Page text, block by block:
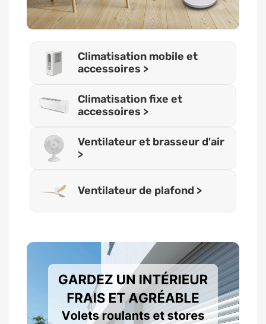
Climatisation mobile et
accessoires >
Climatisation fixe et
accessoires >
Ventilateur et brasseur d'air
>
Ventilateur de plafond >